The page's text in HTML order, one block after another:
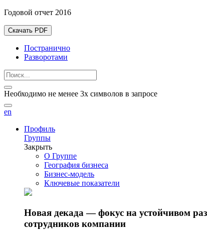
Годовой отчет 2016
Скачать PDF
Постранично
Разворотами
Необходимо не менее 3х символов в запросе
en
Профиль
Группы
Закрыть
О Группе
География бизнеса
Бизнес-модель
Ключевые показатели
Новая декада — фокус на устойчивом
сотрудников компании